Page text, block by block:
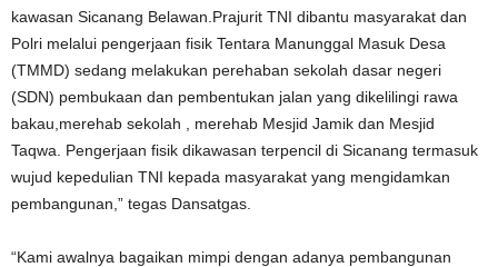
kawasan Sicanang Belawan.Prajurit TNI dibantu masyarakat dan
Polri melalui pengerjaan fisik Tentara Manunggal Masuk Desa
(TMMD) sedang melakukan perehaban sekolah dasar negeri
(SDN) pembukaan dan pembentukan jalan yang dikelilingi rawa
bakau,merehab sekolah , merehab Mesjid Jamik dan Mesjid
Taqwa. Pengerjaan fisik dikawasan terpencil di Sicanang termasuk
wujud kepedulian TNI kepada masyarakat yang mengidamkan
pembangunan,” tegas Dansatgas.
“Kami awalnya bagaikan mimpi dengan adanya pembangunan